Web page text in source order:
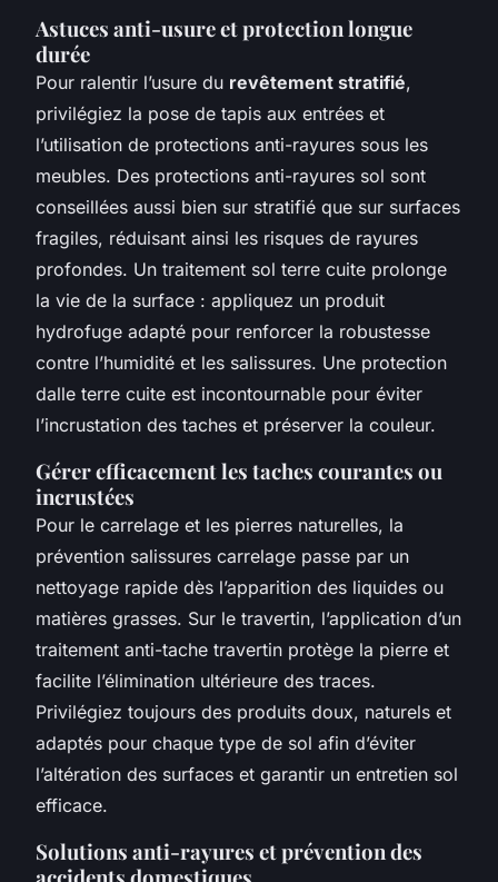
Astuces anti-usure et protection longue
durée
Pour ralentir l’usure du revêtement stratifié,
privilégiez la pose de tapis aux entrées et
l’utilisation de protections anti-rayures sous les
meubles. Des protections anti-rayures sol sont
conseillées aussi bien sur stratifié que sur surfaces
fragiles, réduisant ainsi les risques de rayures
profondes. Un traitement sol terre cuite prolonge
la vie de la surface : appliquez un produit
hydrofuge adapté pour renforcer la robustesse
contre l’humidité et les salissures. Une protection
dalle terre cuite est incontournable pour éviter
l’incrustation des taches et préserver la couleur.
Gérer efficacement les taches courantes ou
incrustées
Pour le carrelage et les pierres naturelles, la
prévention salissures carrelage passe par un
nettoyage rapide dès l’apparition des liquides ou
matières grasses. Sur le travertin, l’application d’un
traitement anti-tache travertin protège la pierre et
facilite l’élimination ultérieure des traces.
Privilégiez toujours des produits doux, naturels et
adaptés pour chaque type de sol afin d’éviter
l’altération des surfaces et garantir un entretien sol
efficace.
Solutions anti-rayures et prévention des